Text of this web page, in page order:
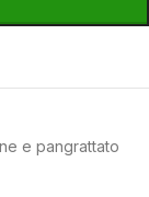
e pangrattato